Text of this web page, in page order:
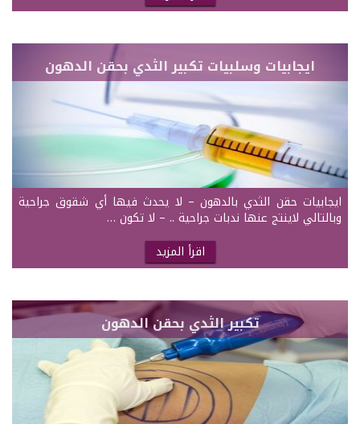
ايجابيات وسلبيات تكبير الثدي بحقن الدهون
ايجابيات حقن الثدي بالدهون – لا يحدث فيها أي شقوق جراحية
وبالتالي لاينتج عنها ندبات جراحية .. – لا تكون …
اقرأ المزيد
تكبير الثدي بحقن الدهون